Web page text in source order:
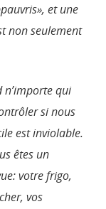
et une
non seulement
n’importe qui
si nous
est inviolable.
êtes un
votre frigo,
vos